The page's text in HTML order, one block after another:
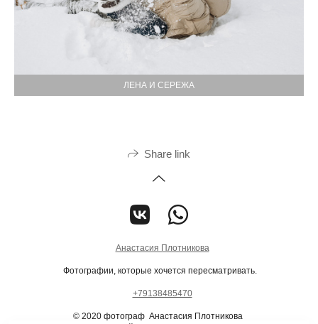
ЛЕНА И СЕРЕЖА
Share link
Анастасия Плотникова
Фотографии, которые хочется пересматривать.
+79138485470
© 2020 фотограф Анастасия Плотникова